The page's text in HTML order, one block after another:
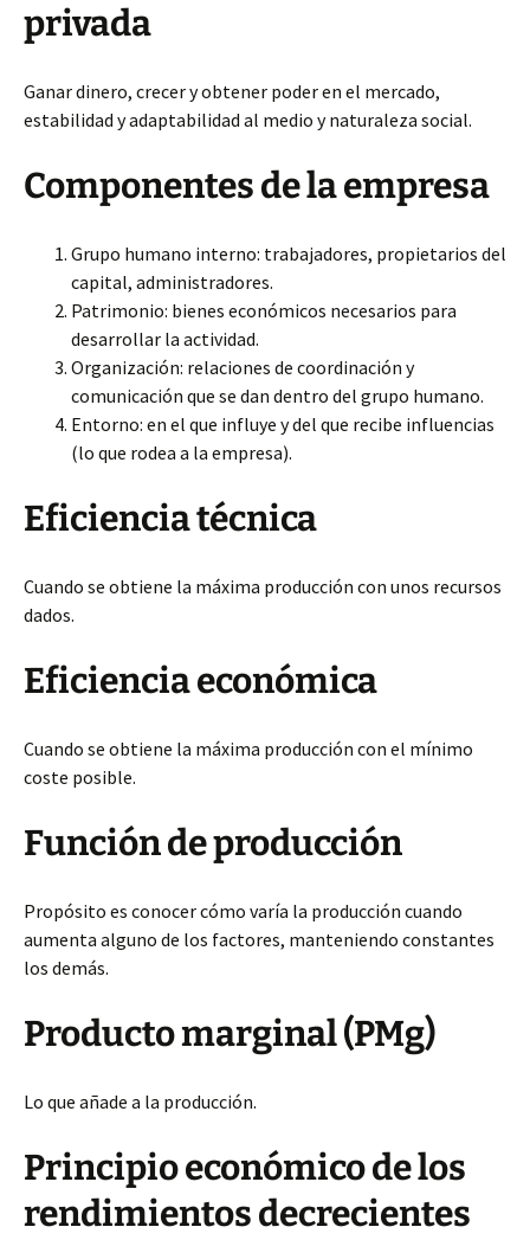
privada
Ganar dinero, crecer y obtener poder en el mercado,
estabilidad y adaptabilidad al medio y naturaleza social.
Componentes de la empresa
Grupo humano interno: trabajadores, propietarios del
capital, administradores.
Patrimonio: bienes económicos necesarios para
desarrollar la actividad.
Organización: relaciones de coordinación y
comunicación que se dan dentro del grupo humano.
Entorno: en el que influye y del que recibe influencias
(lo que rodea a la empresa).
Eficiencia técnica
Cuando se obtiene la máxima producción con unos recursos
dados.
Eficiencia económica
Cuando se obtiene la máxima producción con el mínimo
coste posible.
Función de producción
Propósito es conocer cómo varía la producción cuando
aumenta alguno de los factores, manteniendo constantes
los demás.
Producto marginal (PMg)
Lo que añade a la producción.
Principio económico de los
rendimientos decrecientes